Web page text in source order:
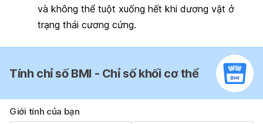
và không thể tuột xuống hết khi dương vật ở
trạng thái cương cứng.
Tính chỉ số BMI - Chỉ số khối cơ thể
Giới tính của bạn